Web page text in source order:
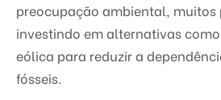
preocupação ambiental, muitos
investindo em alternativas
eólica para reduzir a
fósseis.